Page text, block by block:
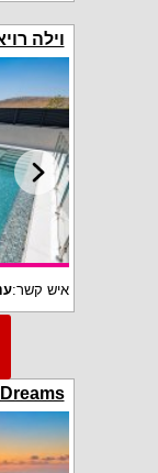
וילה
איש קשר: